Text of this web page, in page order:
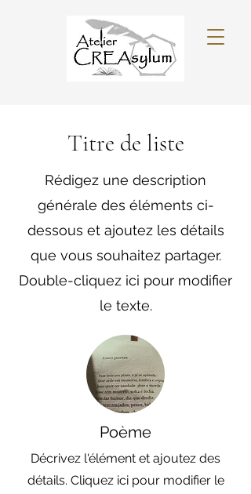
Titre de liste
Rédigez une description
générale des éléments ci-
dessous et ajoutez les détails
que vous souhaitez partager.
Double-cliquez ici pour modifier
le texte.
Poème
Décrivez l'élément et ajoutez des
détails. Cliquez ici pour modifier le